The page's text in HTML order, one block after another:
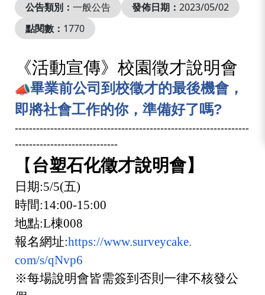
公告類別： 一般公告 發佈日期： 2023/05/02
點閱數： 1770
《活動宣傳》校園徵才說明會
畢業前公司到校徵才的最後機會，
即將社會工作的你，準備好了嗎?
------------------------------------------------------------------
-----------------------------
【台塑石化徵才說明會】
日期:5/5(五)
時間:14:00-15:00
地點:L棟008
報名網址:https://www.surveycake.
com/s/qNvp6
※每場說明會皆需簽到否則一律不核發公